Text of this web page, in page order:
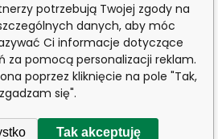
potrzebują Twojej zgody na
danych, aby móc
Ci informacje dotyczące
za pomocą personalizacji reklam.
poprzez kliknięcie na pole "Tak,
zgadzam się".
Tak akceptuję